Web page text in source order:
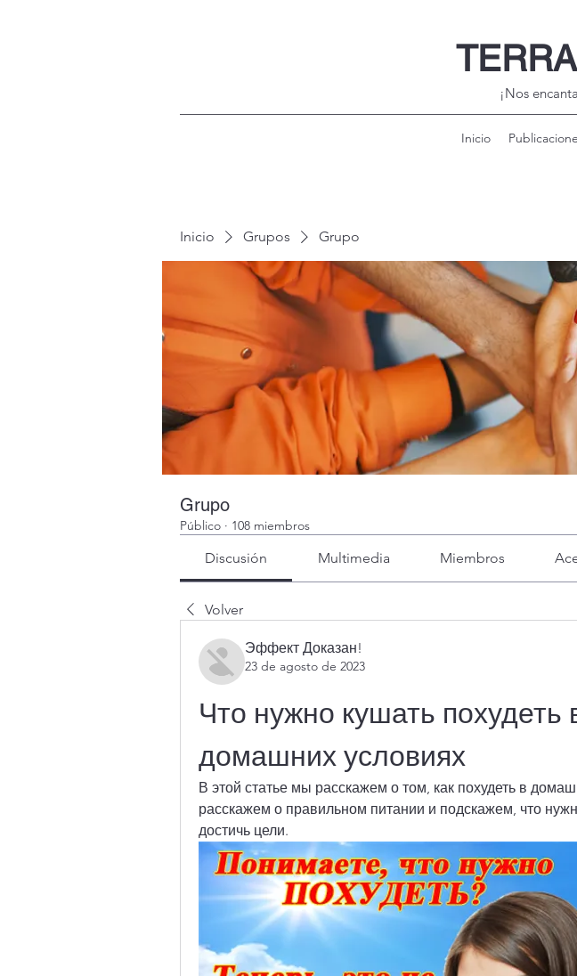
¡Nos
Inicio
Inicio Grupos Grupo
Grupo
Público · 108 miembros
Discusión Multimedia Miembros
Volver
Эффект Доказан!
23 de agosto de 2023
Что нужно кушать похудеть
домашних условиях
В этой статье мы расскажем о том, как похудеть в
расскажем о правильном питании и подскажем, что
достичь цели.